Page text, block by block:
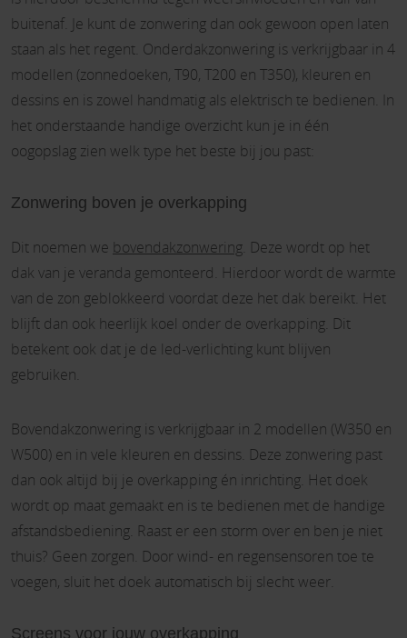
buitenaf. Je kunt de zonwering dan ook gewoon open laten
staan als het regent. Onderdakzonwering is verkrijgbaar in 4
modellen (zonnedoeken, T90, T200 en T350), kleuren en
dessins en is zowel handmatig als elektrisch te bedienen. In
het onderstaande handige overzicht kun je in één
oogopslag zien welk type het beste bij jou past:
Zonwering boven je overkapping
Dit noemen we bovendakzonwering . Deze wordt op het
dak van je veranda gemonteerd. Hierdoor wordt de warmte
van de zon geblokkeerd voordat deze het dak bereikt. Het
blijft dan ook heerlijk koel onder de overkapping. Dit
betekent ook dat je de led-verlichting kunt blijven
gebruiken.
Bovendakzonwering is verkrijgbaar in 2 modellen (W350 en
W500) en in vele kleuren en dessins. Deze zonwering past
dan ook altijd bij je overkapping én inrichting. Het doek
wordt op maat gemaakt en is te bedienen met de handige
afstandsbediening. Raast er een storm over en ben je niet
thuis? Geen zorgen. Door wind- en regensensoren toe te
voegen, sluit het doek automatisch bij slecht weer.
Screens voor jouw overkapping